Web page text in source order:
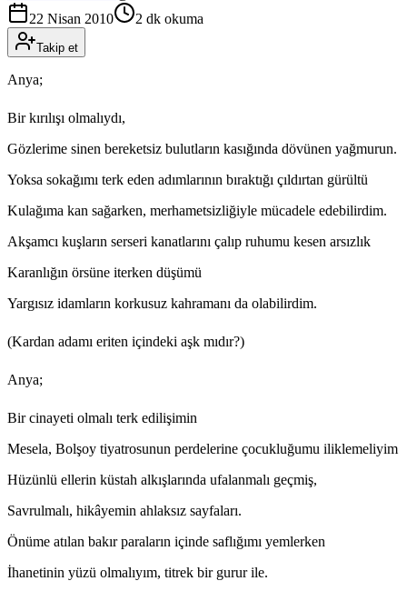
22 Nisan 2010
2 dk okuma
Takip et
Anya;
Bir kırılışı olmalıydı,
Gözlerime sinen bereketsiz bulutların kasığında dövünen yağmurun.
Yoksa sokağımı terk eden adımlarının bıraktığı çıldırtan gürültü
Kulağıma kan sağarken, merhametsizliğiyle mücadele edebilirdim.
Akşamcı kuşların serseri kanatlarını çalıp ruhumu kesen arsızlık
Karanlığın örsüne iterken düşümü
Yargısız idamların korkusuz kahramanı da olabilirdim.
(Kardan adamı eriten içindeki aşk mıdır?)
Anya;
Bir cinayeti olmalı terk edilişimin
Mesela, Bolşoy tiyatrosunun perdelerine çocukluğumu iliklemeliyim
Hüzünlü ellerin küstah alkışlarında ufalanmalı geçmiş,
Savrulmalı, hikâyemin ahlaksız sayfaları.
Önüme atılan bakır paraların içinde saflığımı yemlerken
İhanetinin yüzü olmalıyım, titrek bir gurur ile.